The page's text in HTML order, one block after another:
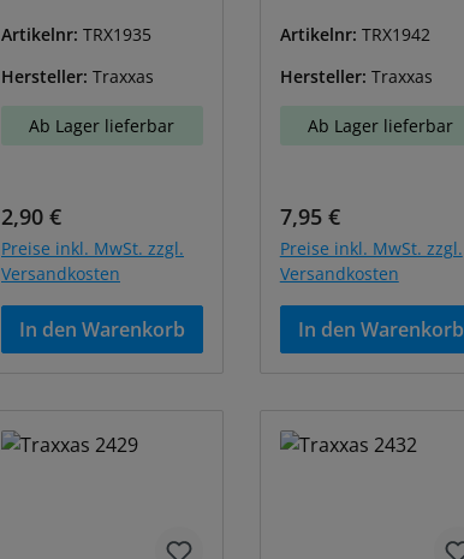
Artikelnr: TRX1935
Hersteller: Traxxas
Ab Lager lieferbar
Regulärer Preis:
2,90 €
Preise inkl. MwSt. zzgl.
Versandkosten
In den Warenkorb
Artikelnr: TRX1942
Hersteller: Traxxas
Ab Lager lieferbar
Regulärer Preis:
7,95 €
Preise inkl. MwSt. zzgl.
Versandkosten
In den Warenkorb